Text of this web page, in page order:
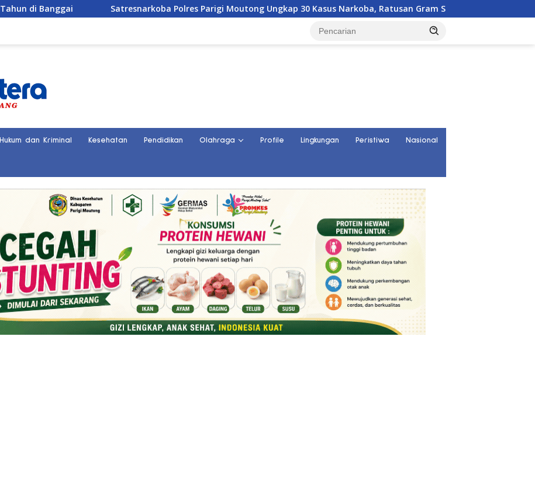
Satresnarkoba Polres Parigi Moutong Ungkap 30 Kasus Narkoba, Ratusan Gram Sabu Disita TP-PKK Parigi Moutong
Hukum dan Kriminal Kesehatan Pendidikan Olahraga Profile Lingkungan Peristiwa Nasional